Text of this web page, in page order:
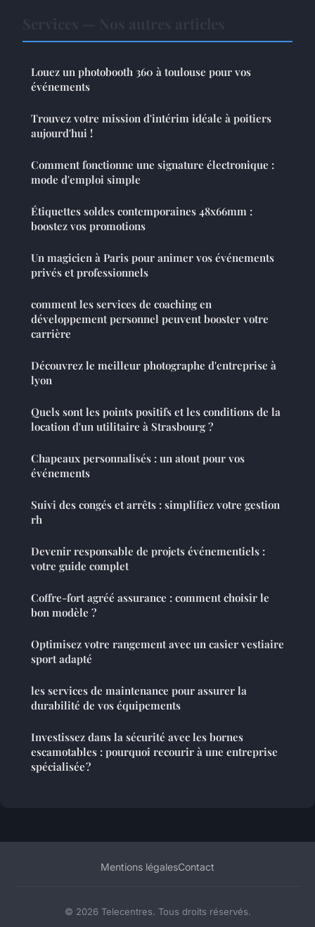
Louez un photobooth 360 à toulouse pour vos
événements
Trouvez votre mission d'intérim idéale à poitiers
aujourd'hui !
Comment fonctionne une signature électronique :
mode d'emploi simple
Étiquettes soldes contemporaines 48x66mm :
boostez vos promotions
Un magicien à Paris pour animer vos événements
privés et professionnels
comment les services de coaching en
développement personnel peuvent booster votre
carrière
Découvrez le meilleur photographe d'entreprise à
lyon
Quels sont les points positifs et les conditions de la
location d'un utilitaire à Strasbourg ?
Chapeaux personnalisés : un atout pour vos
événements
Suivi des congés et arrêts : simplifiez votre gestion
rh
Devenir responsable de projets événementiels :
votre guide complet
Coffre-fort agréé assurance : comment choisir le
bon modèle ?
Optimisez votre rangement avec un casier vestiaire
sport adapté
les services de maintenance pour assurer la
durabilité de vos équipements
Investissez dans la sécurité avec les bornes
escamotables : pourquoi recourir à une entreprise
spécialisée ?
Mentions légalesContact
© 2026 Telecentres. Tous droits réservés.